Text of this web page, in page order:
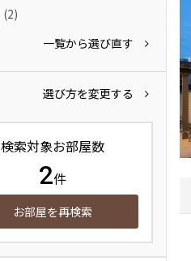
(2)
一覧から選び直す
選び方を変更する
検索対象お部屋数
2件
お部屋を再検索